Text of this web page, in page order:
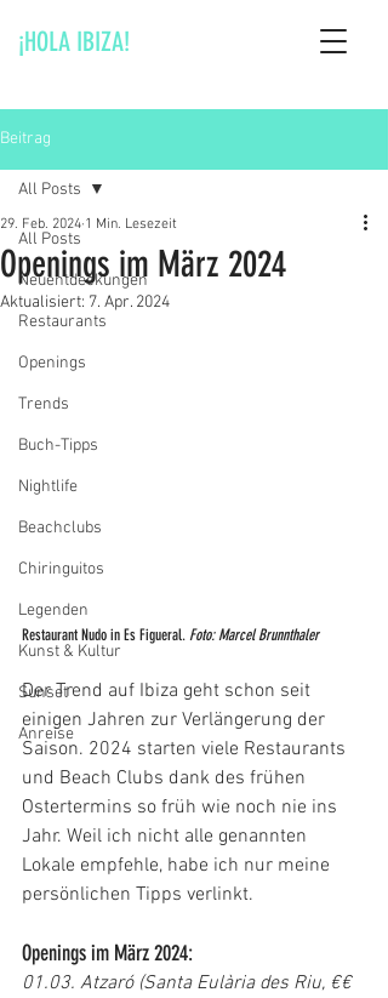
¡HOLA IBIZA!
Beitrag
All Posts
Neuentdeckungen
Restaurants
Openings
Trends
Buch-Tipps
Nightlife
Beachclubs
Chiringuitos
Legenden
Kunst & Kultur
Sunset
Anreise
All Posts
Openings im März 2024
29. Feb. 2024 1 Min. Lesezeit
Aktualisiert: 7. Apr. 2024
Restaurant Nudo in Es Figueral. Foto: Marcel Brunnthaler
Der Trend auf Ibiza geht schon seit
einigen Jahren zur Verlängerung der
Saison. 2024 starten viele Restaurants
und Beach Clubs dank des frühen
Ostertermins so früh wie noch nie ins
Jahr. Weil ich nicht alle genannten
Lokale empfehle, habe ich nur meine
persönlichen Tipps verlinkt.
Openings im März 2024:
01.03. Atzaró (Santa Eulària des Riu, €€